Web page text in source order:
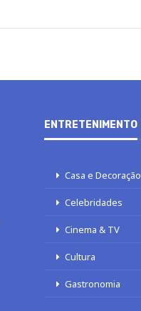
ENTRETENIMENTO
Casa e Decoração
Celebridades
Cinema & TV
Cultura
Gastronomia